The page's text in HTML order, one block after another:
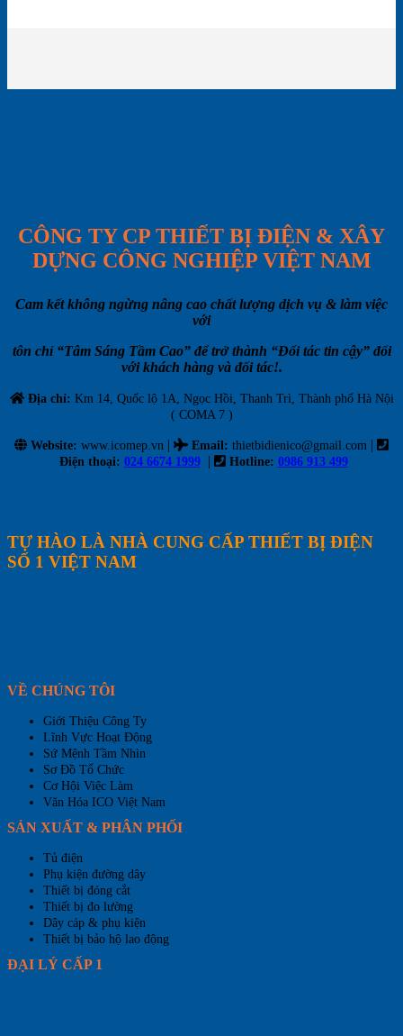
CÔNG TY CP THIẾT BỊ ĐIỆN & XÂY
DỰNG CÔNG NGHIỆP VIỆT NAM
Cam kết không ngừng nâng cao chất lượng dịch vụ & làm việc
với
tôn chỉ “Tâm Sáng Tầm Cao” để trở thành “Đối tác tin cậy” đối
với khách hàng và đối tác!.
Địa chỉ: Km 14, Quốc lộ 1A, Ngọc Hồi, Thanh Trì, Thành phố Hà Nội
( COMA 7 )
Website: www.icomep.vn | Email: thietbidienico@gmail.com |
Điện thoại: 024 6674 1999 | Hotline: 0986 913 499
TỰ HÀO LÀ NHÀ CUNG CẤP THIẾT BỊ ĐIỆN
SỐ 1 VIỆT NAM
VỀ CHÚNG TÔI
Giới Thiệu Công Ty
Lĩnh Vực Hoạt Động
Sứ Mệnh Tầm Nhìn
Sơ Đồ Tổ Chức
Cơ Hội Việc Làm
Văn Hóa ICO Việt Nam
SẢN XUẤT & PHÂN PHỐI
Tủ điện
Phụ kiện đường dây
Thiết bị đóng cắt
Thiết bị đo lường
Dây cáp & phụ kiện
Thiết bị bảo hộ lao động
ĐẠI LÝ CẤP 1